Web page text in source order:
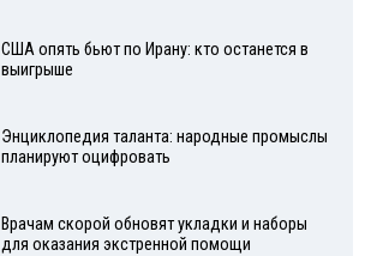
США опять бьют по Ирану: кто останется в
выигрыше
Энциклопедия таланта: народные промыслы
планируют оцифровать
Врачам скорой обновят укладки и наборы
для оказания экстренной помощи